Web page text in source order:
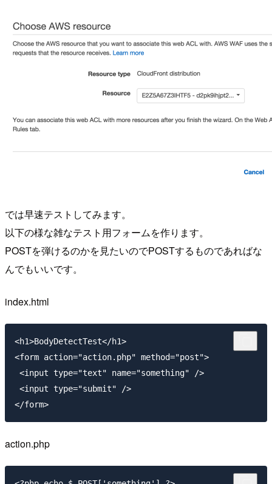
では早速テストしてみます。
以下の様な雑なテスト用フォームを作ります。
POSTを弾けるのかを見たいのでPOSTするものであればな
んでもいいです。
index.html
<h1>BodyDetectTest</h1>
<form action="action.php" method="post">
<input type="text" name="something" />
<input type="submit" />
action.php